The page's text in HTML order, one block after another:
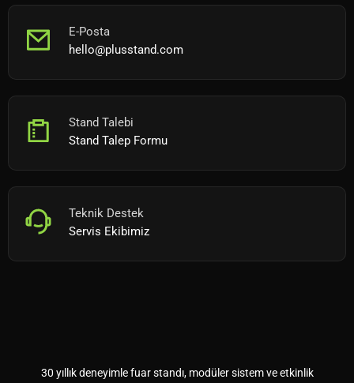
E-Posta
hello@plusstand.com
Stand Talebi
Stand Talep Formu
Teknik Destek
Servis Ekibimiz
30 yıllık deneyimle fuar standı, modüler sistem ve etkinlik